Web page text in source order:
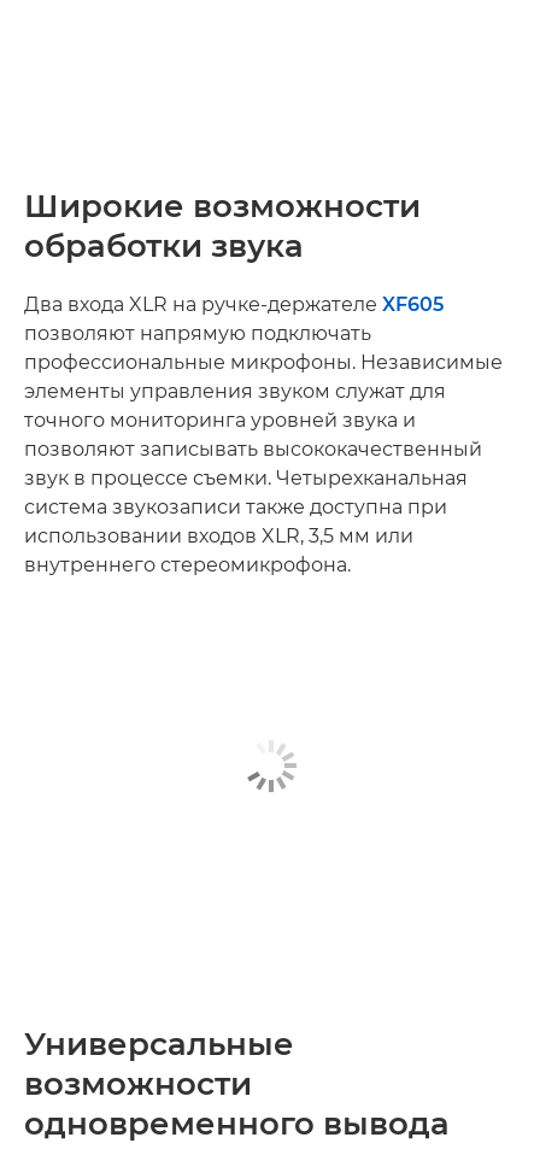
Широкие возможности
обработки звука
Два входа XLR на ручке-держателе XF605
позволяют напрямую подключать
профессиональные микрофоны. Независимые
элементы управления звуком служат для
точного мониторинга уровней звука и
позволяют записывать высококачественный
звук в процессе съемки. Четырехканальная
система звукозаписи также доступна при
использовании входов XLR, 3,5 мм или
внутреннего стереомикрофона.
Универсальные
возможности
одновременного вывода